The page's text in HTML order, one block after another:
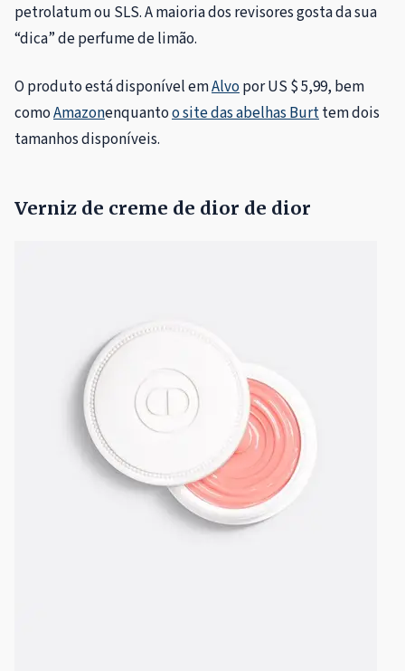
petrolatum ou SLS. A maioria dos revisores gosta da sua
“dica” de perfume de limão.
O produto está disponível emAlvopor US $ 5,99, bem
comoAmazonenquantoo site das abelhas Burttem dois
tamanhos disponíveis.
Verniz de creme de dior de dior